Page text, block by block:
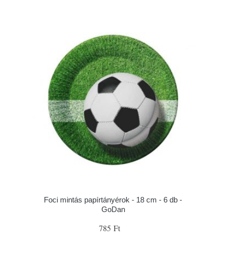
Foci mintás papírtányérok - 18 cm - 6 db -
GoDan
785 Ft